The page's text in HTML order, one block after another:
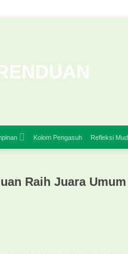
Kolom Pengasuh Refleksi
Raih Juara